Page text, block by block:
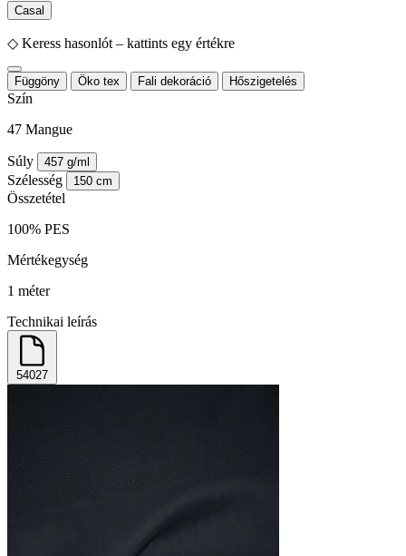
Casal
◇ Keress hasonlót – kattints egy értékre
Függöny Öko tex Fali dekoráció Hőszigetelés
Szín
47 Mangue
Súly 457 g/ml
Szélesség 150 cm
Összetétel
100% PES
Mértékegység
1 méter
Technikai leírás
54027